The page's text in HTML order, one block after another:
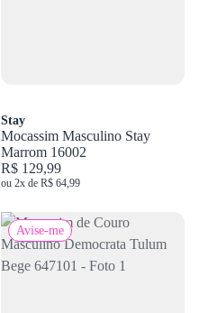
Stay
Mocassim Masculino Stay
Marrom 16002
R$ 129,99
ou 2x de R$ 64,99
Avise-me